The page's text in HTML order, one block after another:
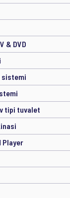
& DVD
sistemi
tipi tuvalet
Player